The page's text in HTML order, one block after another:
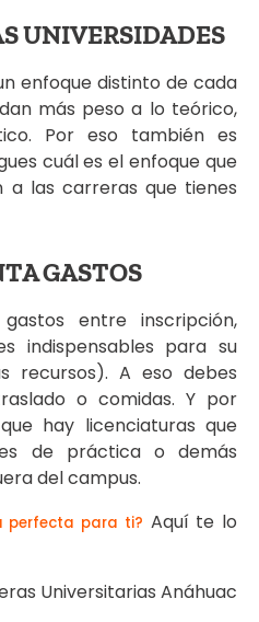
UNIVERSIDADES
enfoque distinto de cada
más peso a lo teórico,
Por eso también es
cuál es el enfoque que
a las carreras que tienes
GASTOS
entre inscripción,
indispensables para su
recursos). A eso debes
o comidas. Y por
hay licenciaturas que
de práctica o demás
del campus.
perfecta para ti? Aquí te lo
Universitarias Anáhuac